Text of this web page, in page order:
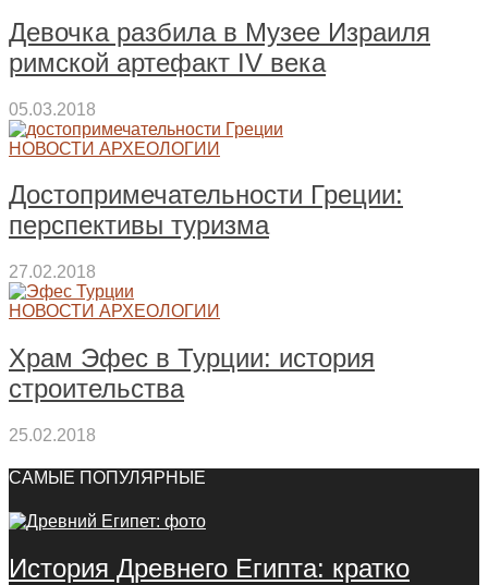
Девочка разбила в Музее Израиля
римской артефакт IV века
05.03.2018
НОВОСТИ АРХЕОЛОГИИ
Достопримечательности Греции:
перспективы туризма
27.02.2018
НОВОСТИ АРХЕОЛОГИИ
Храм Эфес в Турции: история
строительства
25.02.2018
САМЫЕ ПОПУЛЯРНЫЕ
История Древнего Египта: кратко